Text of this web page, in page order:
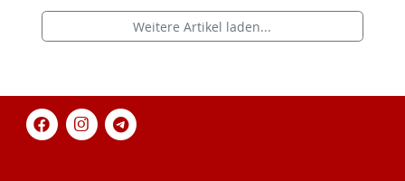
Weitere Artikel laden...